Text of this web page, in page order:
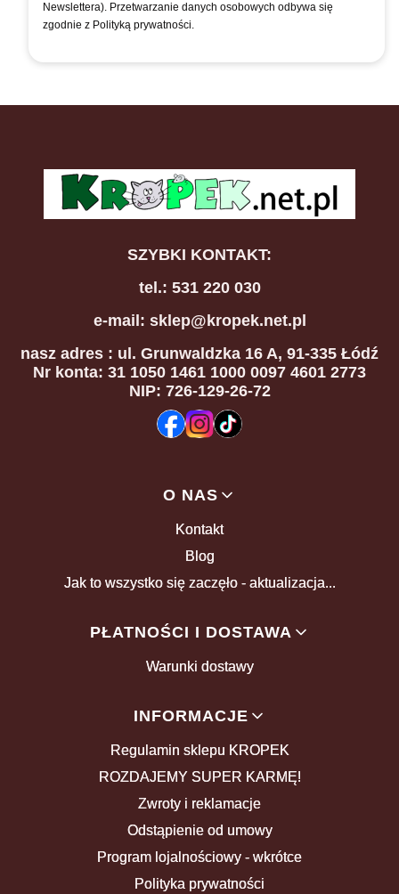
Newslettera). Przetwarzanie danych osobowych odbywa się
zgodnie z Polityką prywatności.
SZYBKI KONTAKT:
tel.: 531 220 030
e-mail: sklep@kropek.net.pl
nasz adres : ul. Grunwaldzka 16 A, 91-335 Łódź
Nr konta: 31 1050 1461 1000 0097 4601 2773
NIP: 726-129-26-72
O NAS
Kontakt
Blog
Jak to wszystko się zaczęło - aktualizacja...
PŁATNOŚCI I DOSTAWA
Warunki dostawy
INFORMACJE
Regulamin sklepu KROPEK
ROZDAJEMY SUPER KARMĘ!
Zwroty i reklamacje
Odstąpienie od umowy
Program lojalnościowy - wkrótce
Polityka prywatności